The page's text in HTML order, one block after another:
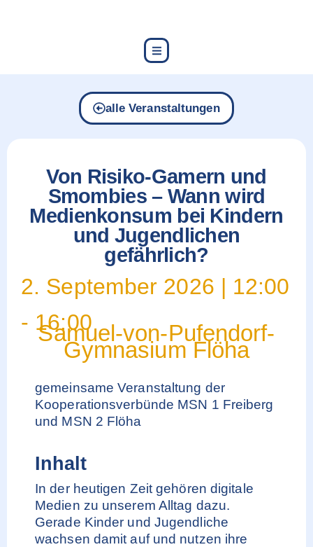
alle Veranstaltungen
Von Risiko-Gamern und
Smombies – Wann wird
Medienkonsum bei Kindern
und Jugendlichen
gefährlich?
2. September 2026 | 12:00
- 16:00
Samuel-von-Pufendorf-
Gymnasium Flöha
gemeinsame Veranstaltung der
Kooperationsverbünde MSN 1 Freiberg
und MSN 2 Flöha
Inhalt
In der heutigen Zeit gehören digitale
Medien zu unserem Alltag dazu.
Gerade Kinder und Jugendliche
wachsen damit auf und nutzen ihre